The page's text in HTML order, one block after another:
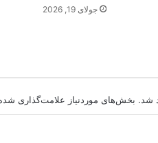
جولای 19, 2026
شد. بخش‌های موردنیاز علامت‌گذاری